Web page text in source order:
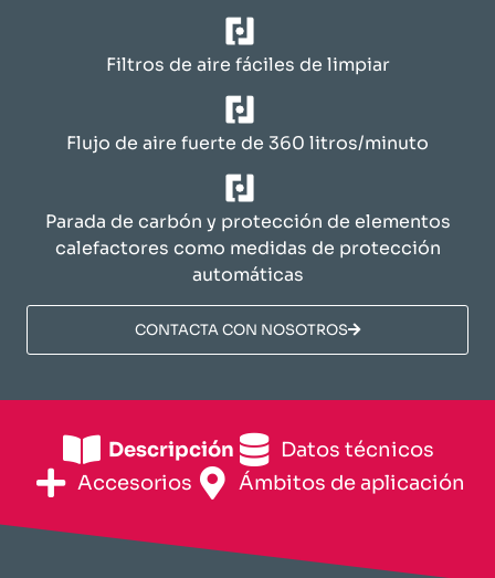
Filtros de aire fáciles de limpiar
Flujo de aire fuerte de 360 litros/minuto
Parada de carbón y protección de elementos
calefactores como medidas de protección
automáticas
​CONTACTA CON NOSOTROS​
Descripción
​Datos técnicos​
Accesorios
​Ámbitos de aplicación​